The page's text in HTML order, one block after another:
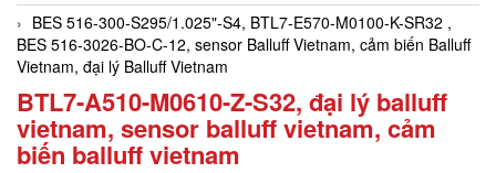
BES 516-300-S295/1.025"-S4, BTL7-E570-M0100-K-SR32 ,
BES 516-3026-BO-C-12, sensor Balluff Vietnam, cảm biến Balluff
Vietnam, đại lý Balluff Vietnam
BTL7-A510-M0610-Z-S32, đại lý balluff
vietnam, sensor balluff vietnam, cảm
biến balluff vietnam